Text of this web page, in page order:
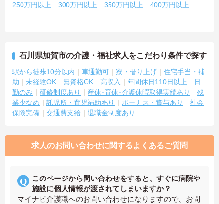
250万円以上 300万円以上 350万円以上 400万円以上
石川県加賀市の介護・福祉求人をこだわり条件で探す
駅から徒歩10分以内 車通勤可 寮・借り上げ
住宅手当・補
助
未経験OK 無資格OK 高収入 年間休日110日以上
日
勤のみ
研修制度あり 産休･育休･介護休暇取得実績あり
残
業少なめ
託児所・育児補助あり ボーナス・賞与あり
社会
保険完備
交通費支給 退職金制度あり
求人のお問い合わせに関するよくあるご質問
このページから問い合わせをすると、すぐに病院や
施設に個人情報が渡されてしまいますか？
マイナビ介護職へのお問い合わせになりますので、お問